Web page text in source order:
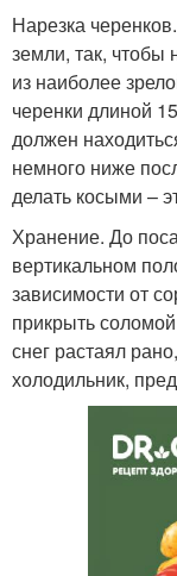
Нарезка
земли, так, чтобы
из наиболее
черенки длиной
должен
немного ниже
делать косыми –
Хранение. До
вертикальном
зависимости от
прикрыть
снег растаял
холодильник,